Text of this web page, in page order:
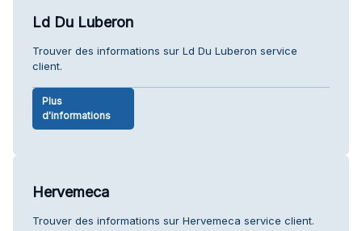
Ld Du Luberon
Trouver des informations sur Ld Du Luberon service
client.
Plus
d'informations
Hervemeca
Trouver des informations sur Hervemeca service client.